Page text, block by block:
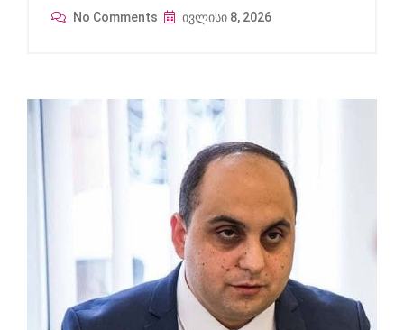
No Comments ივლისი 8, 2026